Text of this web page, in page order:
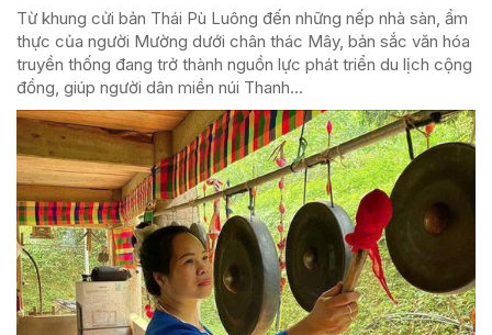
Từ khung cửi bản Thái Pù Luông đến những nếp nhà sàn, ẩm
thực của người Mường dưới chân thác Mây, bản sắc văn hóa
truyền thống đang trở thành nguồn lực phát triển du lịch cộng
đồng, giúp người dân miền núi Thanh...